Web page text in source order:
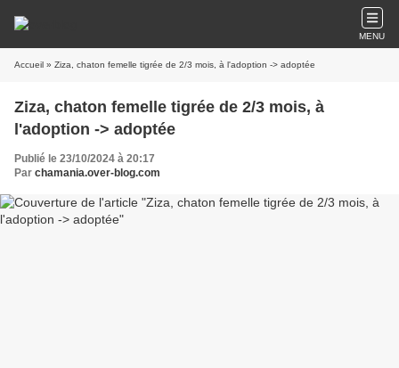
MENU
Accueil » Ziza, chaton femelle tigrée de 2/3 mois, à l'adoption -> adoptée
Ziza, chaton femelle tigrée de 2/3 mois, à
l'adoption -> adoptée
Publié le 23/10/2024 à 20:17
Par chamania.over-blog.com